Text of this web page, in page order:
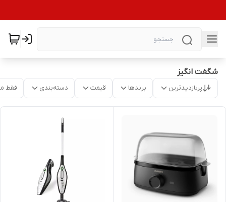
شگفت انگیز
پربازدیدترین برندها قیمت دسته‌بندی فقط